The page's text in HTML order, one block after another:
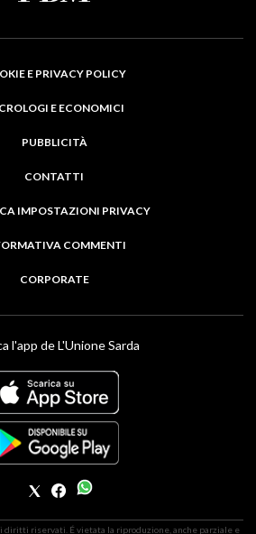
E PRIVACY POLICY
E ECONOMICI
PUBBLICITÀ
CONTATTI
IMPOSTAZIONI PRIVACY
COMMENTI
CORPORATE
l'app de L'Unione Sarda
i diritti riservati. É vietata la riproduzione, anche parziale e